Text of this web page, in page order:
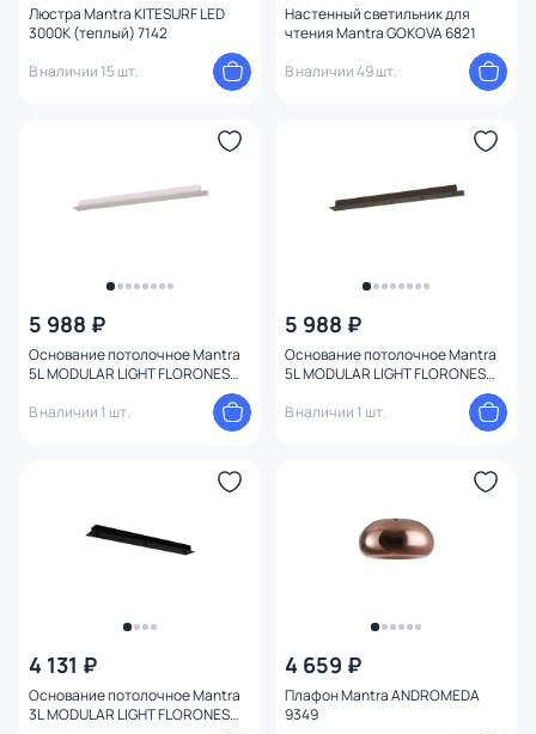
Люстра Mantra KITESURF LED
3000К (теплый) 7142
В наличии 15 шт.
Настенный светильник для
чтения Mantra GOKOVA 6821
В наличии 49 шт.
5 988 ₽
Основание потолочное Mantra
5L MODULAR LIGHT FLORONES
В наличии 1 шт.
5 988 ₽
Основание потолочное Mantra
5L MODULAR LIGHT FLORONES
В наличии 1 шт.
4 131 ₽
Основание потолочное Mantra
3L MODULAR LIGHT FLORONES
4 659 ₽
Плафон Mantra ANDROMEDA
9349